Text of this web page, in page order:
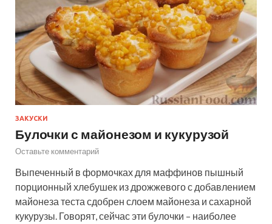
ЗАКУСКИ
Булочки с майонезом и кукурузой
Оставьте комментарий
Выпеченный в формочках для маффинов пышный
порционный хлебушек из дрожжевого с добавлением
майонеза теста сдобрен слоем майонеза и сахарной
кукурузы. Говорят, сейчас эти булочки – наиболее